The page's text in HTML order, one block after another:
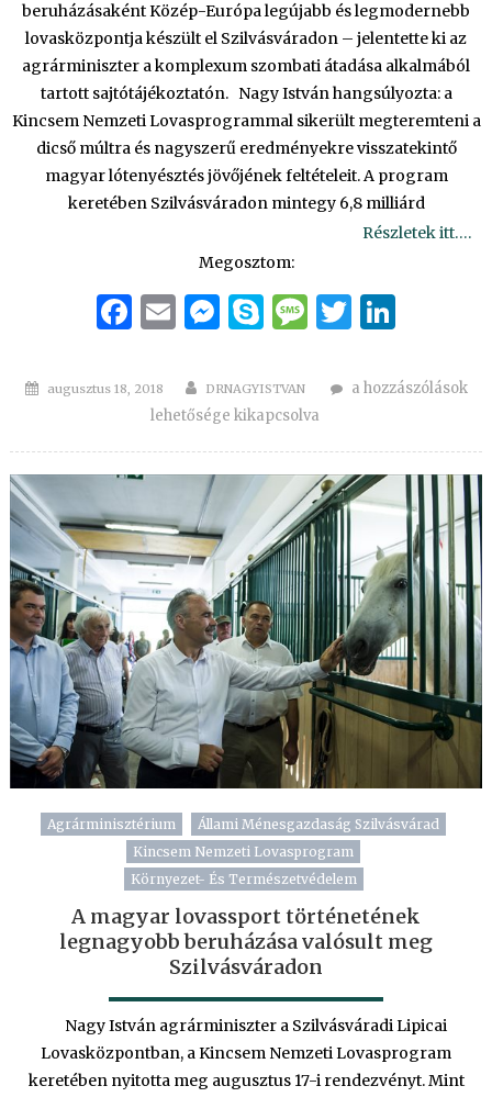
beruházásaként Közép-Európa legújabb és legmodernebb
lovasközpontja készült el Szilvásváradon – jelentette ki az
agrárminiszter a komplexum szombati átadása alkalmából
tartott sajtótájékoztatón. Nagy István hangsúlyozta: a
Kincsem Nemzeti Lovasprogrammal sikerült megteremteni a
dicső múltra és nagyszerű eredményekre visszatekintő
magyar lótenyésztés jövőjének feltételeit. A program
keretében Szilvásváradon mintegy 6,8 milliárd
Részletek itt….
Megosztom:
Facebook
EmailMessenger
Skype
Message
Twitter
Posted
augusztus 18, 2018 Author
DRNAGYISTVAN
Közép-
legmodernebb
lovasközpontja
Szilvásváradon
–
videóval
bejegyzéshez
a hozzászólások
lehetősége kikapcsolva
Agrárminisztérium
Állami Ménesgazdaság Szilvásvárad
Kincsem Nemzeti Lovasprogram
Környezet- És Természetvédelem
A magyar lovassport történetének
legnagyobb beruházása valósult meg
Szilvásváradon
Nagy István agrárminiszter a Szilvásváradi Lipicai
Lovasközpontban, a Kincsem Nemzeti Lovasprogram
keretében nyitotta meg augusztus 17-i rendezvényt. Mint